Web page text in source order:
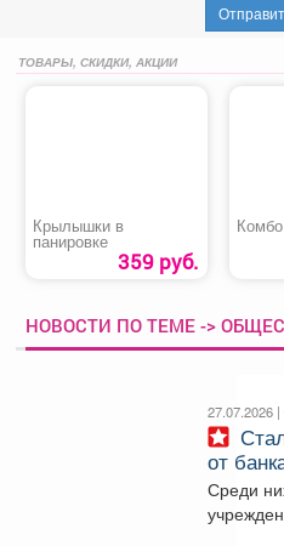
ТОВАРЫ, СКИДКИ, АКЦИИ
Крылышки в
панировке
359 руб.
НОВОСТИ ПО ТЕМЕ ->
27.07.2026 |
Стали известны имена победителей конкурса
от
Среди